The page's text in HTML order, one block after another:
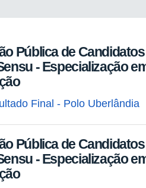
Pública de
- Especialização
Final - Polo Uberlândia
Pública de
- Especialização